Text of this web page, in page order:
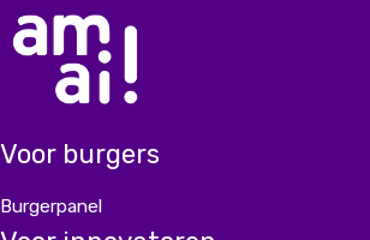
Voor burgers
Burgerpanel